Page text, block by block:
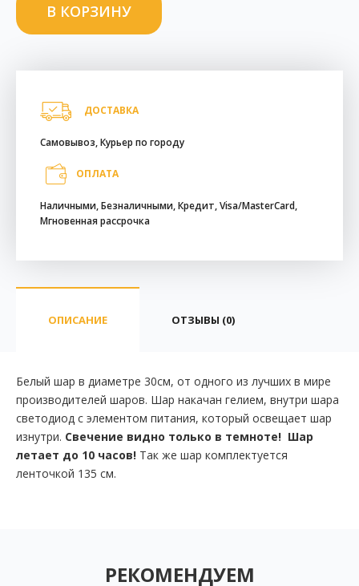
ДОСТАВКА
Самовывоз, Курьер по городу
ОПЛАТА
Наличными, Безналичными, Кредит, Visa/MasterCard,
Мгновенная рассрочка
ОПИСАНИЕ ОТЗЫВЫ (0)
Белый шар в диаметре 30см, от одного из лучших в мире
производителей шаров. Шар накачан гелием, внутри шара
светодиод с элементом питания, который освещает шар
изнутри. Свечение видно только в темноте! Шар
летает до 10 часов! Так же шар комплектуется
ленточкой 135 см.
РЕКОМЕНДУЕМ